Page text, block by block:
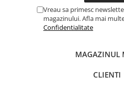
Vreau sa primesc
magazinului. Afla mai
Confidentialitate
MAGAZINUL
CLIENTI